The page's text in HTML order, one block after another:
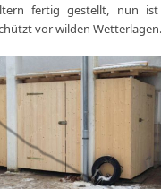
fertig gestellt, nun ist
vor wilden Wetterlagen.